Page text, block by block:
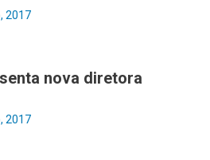
2017
nova diretora
2017